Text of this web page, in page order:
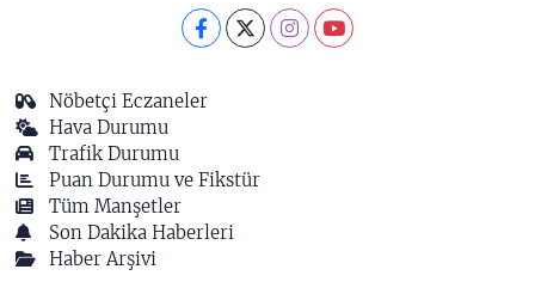
Nöbetçi Eczaneler
Hava Durumu
Trafik Durumu
Puan Durumu ve Fikstür
Tüm Manşetler
Son Dakika Haberleri
Haber Arşivi